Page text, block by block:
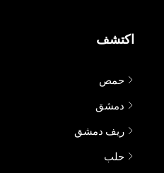
اكتشف
حمص
دمشق
ريف دمشق
حلب